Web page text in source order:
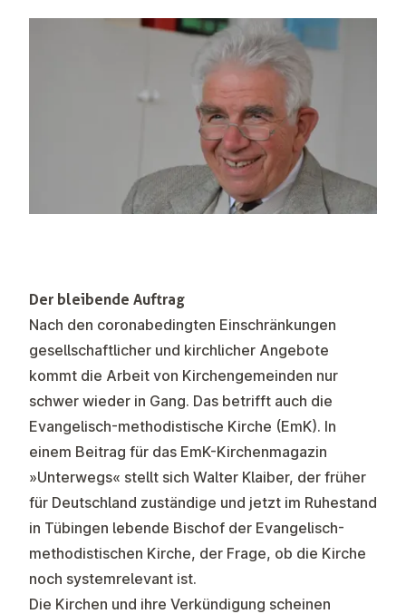
Der bleibende Auftrag
Nach den coronabedingten Einschränkungen
gesellschaftlicher und kirchlicher Angebote
kommt die Arbeit von Kirchengemeinden nur
schwer wieder in Gang. Das betrifft auch die
Evangelisch-methodistische Kirche (EmK). In
einem Beitrag für das EmK-Kirchenmagazin
»Unterwegs« stellt sich Walter Klaiber, der früher
für Deutschland zuständige und jetzt im Ruhestand
in Tübingen lebende Bischof der Evangelisch-
methodistischen Kirche, der Frage, ob die Kirche
noch systemrelevant ist.
Die Kirchen und ihre Verkündigung scheinen